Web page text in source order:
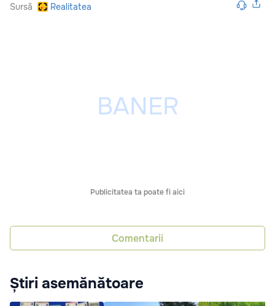
Sursă Realitatea
Publicitatea ta poate fi aici
Comentarii
Știri asemănătoare